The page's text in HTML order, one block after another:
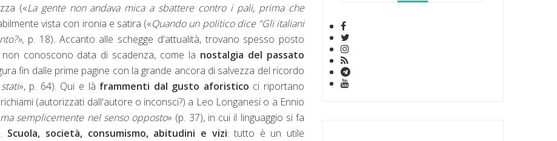
(«La gente non andava mica a sbattere contro i pali, prima che
vista con ironia e satira («Quando un politico dice "Gli italiani
, p. 18). Accanto alle schegge d'attualità, trovano spesso posto
conoscono data di scadenza, come la nostalgia del passato
fin dalle prime pagine con la grande ancora di salvezza del ricordo
», p. 64). Qui e là frammenti dal gusto aforistico ci riportano
(autorizzati dall'autore o inconsci?) a Leo Longanesi o a Ennio
semplicemente nel senso opposto» (p. 37), in cui il linguaggio si fa
Scuola, società, consumismo, abitudini e vizi: tutto è un utile